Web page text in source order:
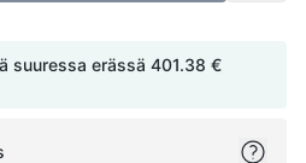
suuressa erässä 401.38 €